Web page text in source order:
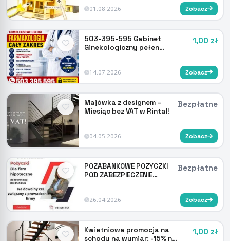
01.08.2026 Zobacz
503-395-595 Gabinet
Ginekologiczny pełen
1,00 zł
14.07.2026 Zobacz
Majówka z designem –
Miesiąc bez VAT w Rintal!
Bezpłatne
04.05.2026 Zobacz
POZABANKOWE POZYCZKI
POD ZABEZPIECZENIE
Bezpłatne
26.04.2026 Zobacz
Kwietniowa promocja na
schody na wymiar: -15% na
1,00 zł